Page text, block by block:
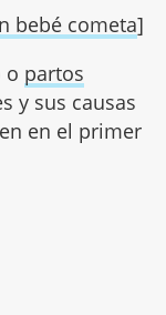
bebé cometa]
o partos
y sus causas
en el primer